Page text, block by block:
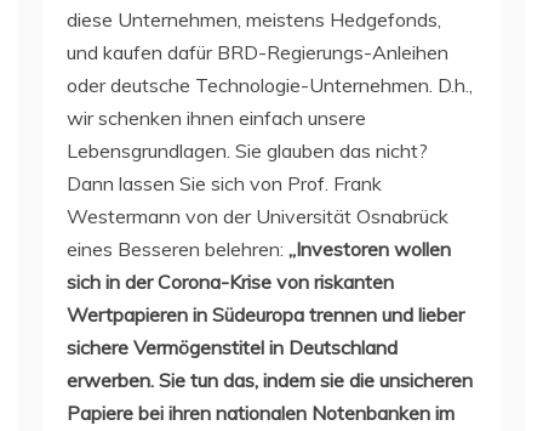
diese Unternehmen, meistens Hedgefonds,
und kaufen dafür BRD-Regierungs-Anleihen
oder deutsche Technologie-Unternehmen. D.h.,
wir schenken ihnen einfach unsere
Lebensgrundlagen. Sie glauben das nicht?
Dann lassen Sie sich von Prof. Frank
Westermann von der Universität Osnabrück
eines Besseren belehren: „Investoren wollen
sich in der Corona-Krise von riskanten
Wertpapieren in Südeuropa trennen und lieber
sichere Vermögenstitel in Deutschland
erwerben. Sie tun das, indem sie die unsicheren
Papiere bei ihren nationalen Notenbanken im